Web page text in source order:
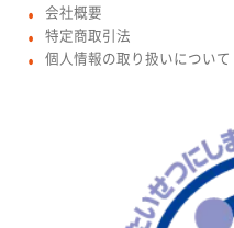
● 会社概要
● 特定商取引法
● 個人情報の取り扱いについて